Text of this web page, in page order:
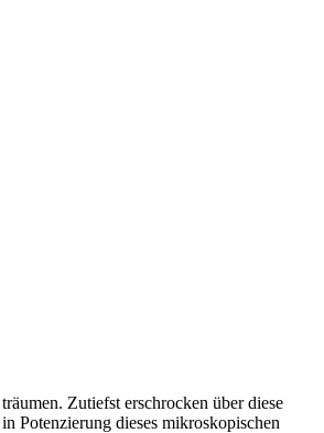
Zutiefst erschrocken über diese
Potenzierung dieses mikroskopischen